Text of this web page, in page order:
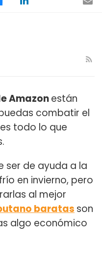
Amazonestán
combatir el
todo lo que
ser de ayuda a la
en invierno, pero
al mejor
baratas son
algo económico